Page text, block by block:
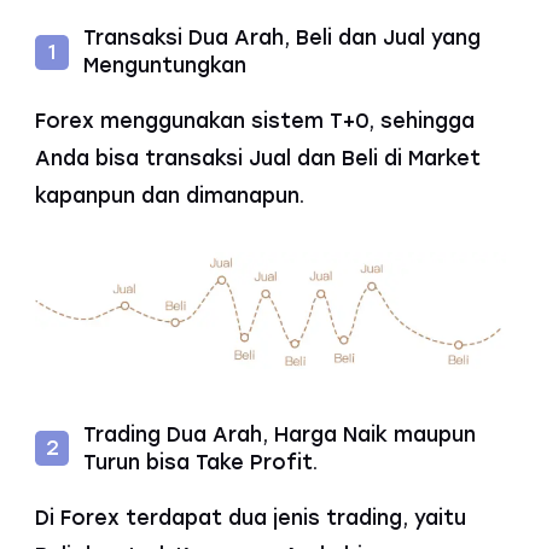
1
Transaksi Dua Arah, Beli dan Jual yang
Menguntungkan
Forex menggunakan sistem T+0, sehingga
Anda bisa transaksi Jual dan Beli di Market
kapanpun dan dimanapun.
2
Trading Dua Arah, Harga Naik maupun
Turun bisa Take Profit.
Di Forex terdapat dua jenis trading, yaitu